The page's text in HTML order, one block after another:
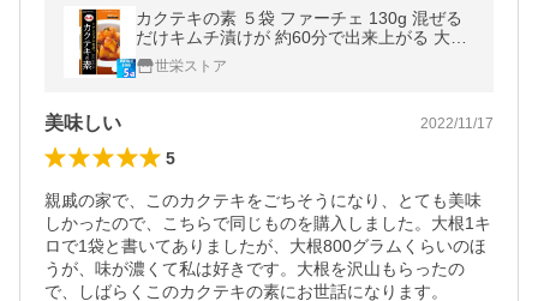
カクテキの素 ５袋 ファーチェ 130g 混ぜる
だけキムチ漬けが 約60分で出来上がる 大根
キムチ 野菜 1kg分
世栄ストア
美味しい 2022/11/17
5
親戚の家で、このカクテキをごちそうになり、とても美味
しかったので、こちらで同じものを購入しました。大根1キ
ロで1袋と書いてありましたが、大根800グラムくらいのほ
うが、味が濃くて私は好きです。大根を沢山もらったの
で、しばらくこのカクテキの素にお世話になります。